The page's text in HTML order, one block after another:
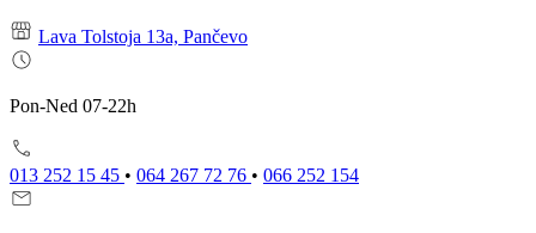
Lava Tolstoja 13a, Pančevo
Pon-Ned 07-22h
013 252 15 45 • 064 267 72 76 • 066 252 154